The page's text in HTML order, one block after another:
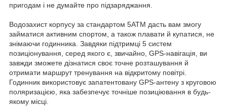
пригодам і не думайте про підзаряджання.
Водозахист корпусу за стандартом 5ATM дасть вам змогу
займатися активним спортом, а також плавати й купатися, не
знімаючи годинника. Завдяки підтримці 5 систем
позиціонування, серед якого є, звичайно, GPS-навігація, ви
завжди зможете дізнатися своє точне розташування й
отримати маршрут тренування на відкритому повітрі.
Годинник використовує запатентовану GPS-антену з круговою
поляризацією, яка забезпечує точніше позиціювання в будь-
якому місці.